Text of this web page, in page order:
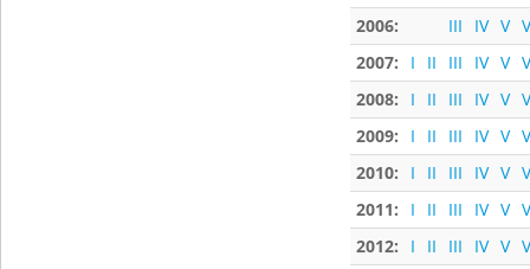
2006: III IV V
2007:
I II III IV V
2008:
I II III IV V
2009:
I II III IV V
2010:
I II III IV V
2011:
I II III IV V
2012:
I II III IV V